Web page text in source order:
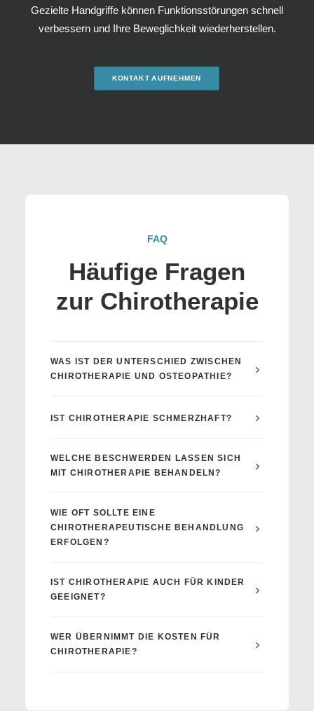
Gezielte Handgriffe können Funktionsstörungen schnell
verbessern und Ihre Beweglichkeit wiederherstellen.
KONTAKT AUFNEHMEN
FAQ
Häufige Fragen
zur Chirotherapie
WAS IST DER UNTERSCHIED ZWISCHEN
CHIROTHERAPIE UND OSTEOPATHIE?
IST CHIROTHERAPIE SCHMERZHAFT?
WELCHE BESCHWERDEN LASSEN SICH
MIT CHIROTHERAPIE BEHANDELN?
WIE OFT SOLLTE EINE
CHIROTHERAPEUTISCHE BEHANDLUNG
ERFOLGEN?
IST CHIROTHERAPIE AUCH FÜR KINDER
GEEIGNET?
WER ÜBERNIMMT DIE KOSTEN FÜR
CHIROTHERAPIE?